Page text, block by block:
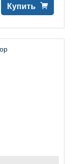
Купить